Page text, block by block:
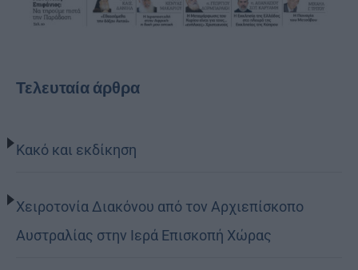
Τελευταία άρθρα
Κακό και εκδίκηση
Χειροτονία Διακόνου από τον Αρχιεπίσκοπο
Αυστραλίας στην Ιερά Επισκοπή Χώρας